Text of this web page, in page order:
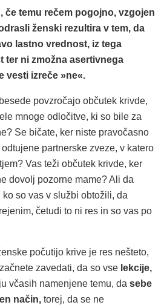
če temu rečem pogojno, vzgojen
ženski rezultira v tem, da
lastno vrednost, iz tega
ter ni zmožna asertivnega
vesti izreče »ne«.
povzročajo občutek krivde,
mnoge odločitve, ki so bile za
Se bičate, ker niste pravočasno
partnerske zveze, v katero
Vas teži občutek krivde, ker
dovolj pozorne mame? Ali da
so vas v službi obtožili, da
četudi to ni res in so vas po
počutijo krive je res nešteto,
zavedati, da so vse lekcije,
včasih namenjene temu, da sebe
način, torej, da se ne